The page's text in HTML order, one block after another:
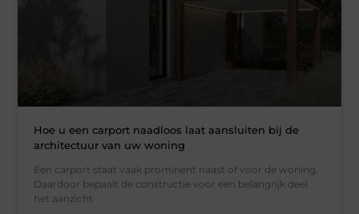
Hoe u een carport naadloos laat aansluiten bij de
architectuur van uw woning
Een carport staat vaak prominent naast of voor de woning.
Daardoor bepaalt de constructie voor een belangrijk deel
het aanzicht